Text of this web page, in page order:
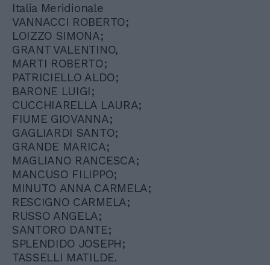
Italia Meridionale
VANNACCI ROBERTO;
LOIZZO SIMONA;
GRANT VALENTINO,
MARTI ROBERTO;
PATRICIELLO ALDO;
BARONE LUIGI;
CUCCHIARELLA LAURA;
FIUME GIOVANNA;
GAGLIARDI SANTO;
GRANDE MARICA;
MAGLIANO RANCESCA;
MANCUSO FILIPPO;
MINUTO ANNA CARMELA;
RESCIGNO CARMELA;
RUSSO ANGELA;
SANTORO DANTE;
SPLENDIDO JOSEPH;
TASSELLI MATILDE.